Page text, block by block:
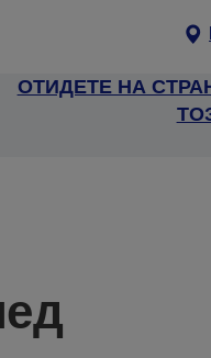
ОТИДЕТЕ НА